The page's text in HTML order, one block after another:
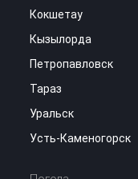
Кокшетау
Кызылорда
Петропавловск
Тараз
Уральск
Усть-Каменогорск